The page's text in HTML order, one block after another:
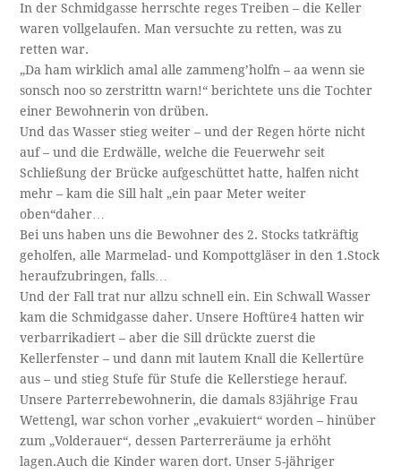
In der Schmidgasse herrschte reges Treiben – die Keller
waren vollgelaufen. Man versuchte zu retten, was zu
retten war.
„Da ham wirklich amal alle zammeng’holfn – aa wenn sie
sonsch noo so zerstrittn warn!“ berichtete uns die Tochter
einer Bewohnerin von drüben.
Und das Wasser stieg weiter – und der Regen hörte nicht
auf – und die Erdwälle, welche die Feuerwehr seit
Schließung der Brücke aufgeschüttet hatte, halfen nicht
mehr – kam die Sill halt „ein paar Meter weiter
oben“daher…
Bei uns haben uns die Bewohner des 2. Stocks tatkräftig
geholfen, alle Marmelad- und Kompottgläser in den 1.Stock
heraufzubringen, falls…
Und der Fall trat nur allzu schnell ein. Ein Schwall Wasser
kam die Schmidgasse daher. Unsere Hoftüre4 hatten wir
verbarrikadiert – aber die Sill drückte zuerst die
Kellerfenster – und dann mit lautem Knall die Kellertüre
aus – und stieg Stufe für Stufe die Kellerstiege herauf.
Unsere Parterrebewohnerin, die damals 83jährige Frau
Wettengl, war schon vorher „evakuiert“ worden – hinüber
zum „Volderauer“, dessen Parterreräume ja erhöht
lagen.Auch die Kinder waren dort. Unser 5-jähriger